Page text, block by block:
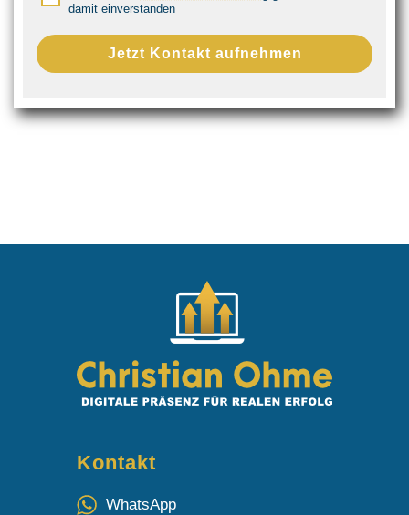
damit einverstanden
Jetzt Kontakt aufnehmen
Kontakt
WhatsApp